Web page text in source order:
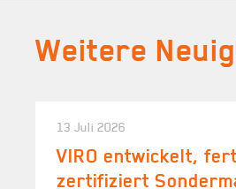
Weitere
13 Juli 2026
VIRO entwickelt,
zertifiziert